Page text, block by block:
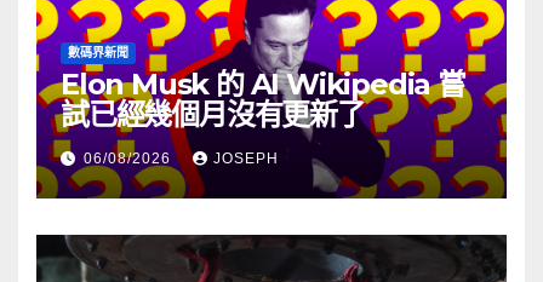
數碼界新聞
Elon Musk 的 AI Wikipedia 嘗
試已經幾個月沒有更新了
06/08/2026 JOSEPH